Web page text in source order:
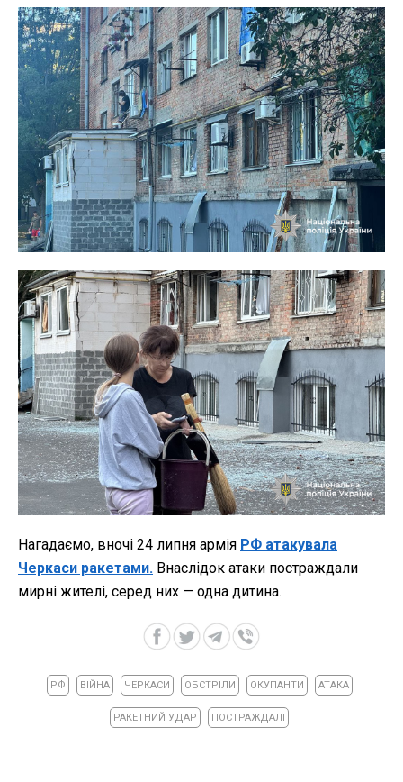
Нагадаємо, вночі 24 липня армія РФ атакувала
Черкаси ракетами. Внаслідок атаки постраждали
мирні жителі, серед них — одна дитина.
РФ ВІЙНА ЧЕРКАСИ ОБСТРІЛИ ОКУПАНТИ АТАКА
РАКЕТНИЙ УДАР ПОСТРАЖДАЛІ